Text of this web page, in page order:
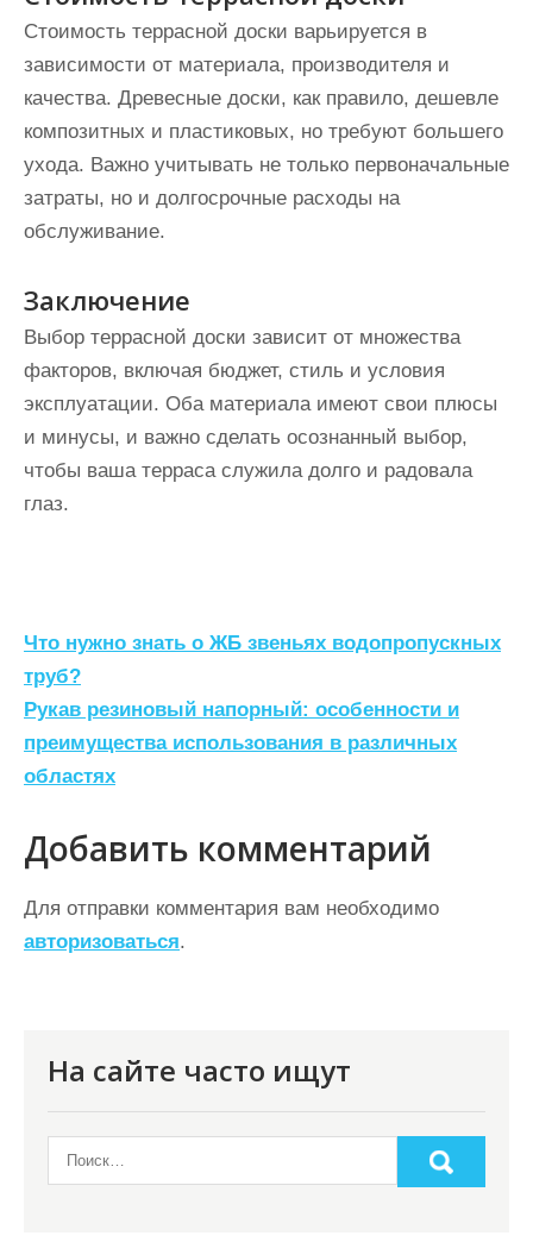
Стоимость террасной доски варьируется в
зависимости от материала, производителя и
качества. Древесные доски, как правило, дешевле
композитных и пластиковых, но требуют большего
ухода. Важно учитывать не только первоначальные
затраты, но и долгосрочные расходы на
обслуживание.
Заключение
Выбор террасной доски зависит от множества
факторов, включая бюджет, стиль и условия
эксплуатации. Оба материала имеют свои плюсы
и минусы, и важно сделать осознанный выбор,
чтобы ваша терраса служила долго и радовала
глаз.
Н
а
в
и
а
ц
и
я
Что нужно знать о ЖБ звеньях водопропускных
труб?
Рукав резиновый напорный: особенности и
преимущества использования в различных
областях
Добавить комментарий
Для отправки комментария вам необходимо
авторизоваться.
На сайте часто ищут